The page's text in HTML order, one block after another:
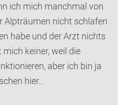
ich mich manchmal von
Alpträumen nicht schlafen
habe und der Arzt nichts
keiner, weil die
aber ich bin ja
hier...